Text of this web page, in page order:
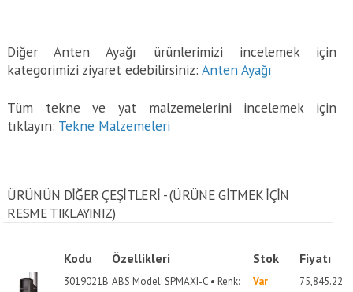
Diğer Anten Ayağı ürünlerimizi incelemek için
kategorimizi ziyaret edebilirsiniz:Anten Ayağı
Tüm tekne ve yat malzemelerini incelemek için
tıklayın: Tekne Malzemeleri
ÜRÜNÜN DİĞER ÇEŞİTLERİ - (ÜRÜNE GITMEK IÇIN
RESME TIKLAYINIZ)
Kodu Özellikleri Stok Fiyatı
3019021B ABS Model: SPMAXI-C • Renk:
Var
75,845.22